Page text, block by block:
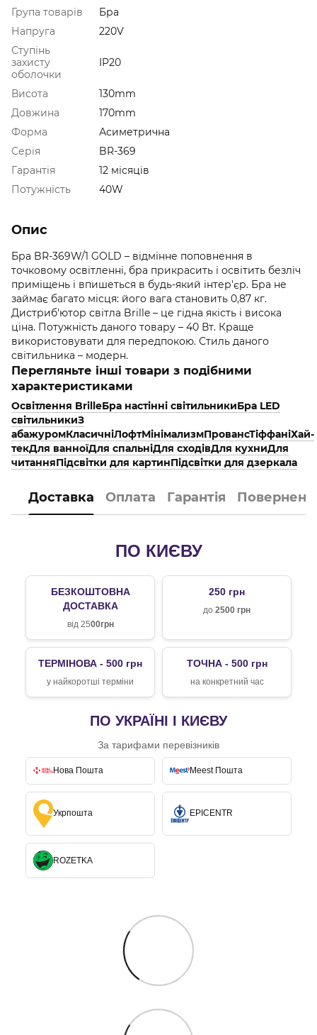
Група товарів
Бра
Напруга
220V
Ступінь
захисту
оболочки
IP20
Висота
130mm
Довжина
170mm
Форма
Асиметрична
Серія
BR-369
Гарантія
12 місяців
Потужність
40W
Опис
Бра BR-369W/1 GOLD – відмінне поповнення в
точковому освітленні, бра прикрасить і освітить безліч
приміщень і впишеться в будь-який інтер'єр. Бра не
займає багато місця: його вага становить 0,87 кг.
Дистриб'ютор світла Brille – це гідна якість і висока
ціна. Потужність даного товару – 40 Вт. Краще
використовувати для передпокою. Стиль даного
світильника – модерн.
Перегляньте інші товари з подібними
характеристиками
Освітлення BrilleБра настінні світильникиБра LED
світильникиЗ
абажуромКласичніЛофтМінімализмПровансТіффаніХай-
текДля ванноїДля спальніДля сходівДля кухниДля
читанняПідсвітки для картинПідсвітки для дзеркала
Доставка Оплата Гарантія
ПО КИЄВУ
БЕЗКОШТОВНА
ДОСТАВКА
від 2500грн
250 грн
до 2500 грн
ТЕРМІНОВА - 500 грн
у найкоротші терміни
ТОЧНА - 500 грн
на конкретний час
ПО УКРАЇНІ І КИЄВУ
За тарифами перевізників
Нова Пошта Meest Пошта
Укрпошта EPICENTR
ROZETKA